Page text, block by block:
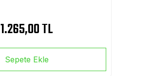
1.265,00 TL
Sepete Ekle